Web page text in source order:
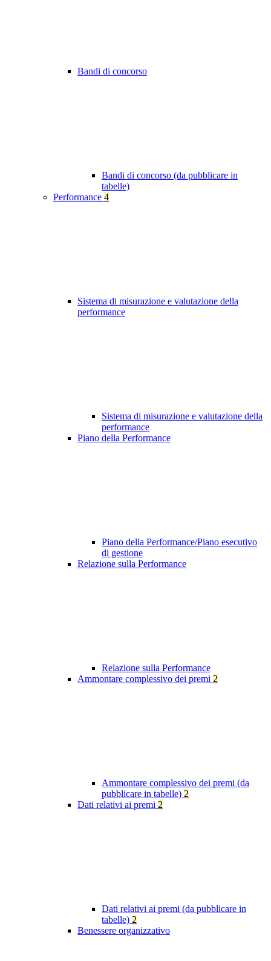
Bandi di concorso
Bandi di concorso (da pubblicare in
tabelle)
Performance 4
Sistema di misurazione e valutazione della
performance
Sistema di misurazione e valutazione della
performance
Piano della Performance
Piano della Performance/Piano esecutivo
di gestione
Relazione sulla Performance
Relazione sulla Performance
Ammontare complessivo dei premi 2
Ammontare complessivo dei premi (da
pubblicare in tabelle) 2
Dati relativi ai premi 2
Dati relativi ai premi (da pubblicare in
tabelle) 2
Benessere organizzativo